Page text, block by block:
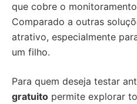
que cobre o
Comparado a outras
atrativo, especialmente
um filho.
Para quem deseja testar
gratuito permite explorar